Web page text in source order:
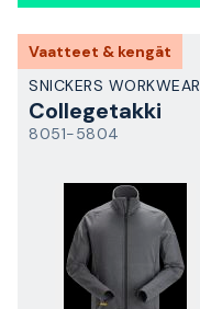
Vaatteet & kengät
SNICKERS WORKWEAR
Collegetakki
8051-5804